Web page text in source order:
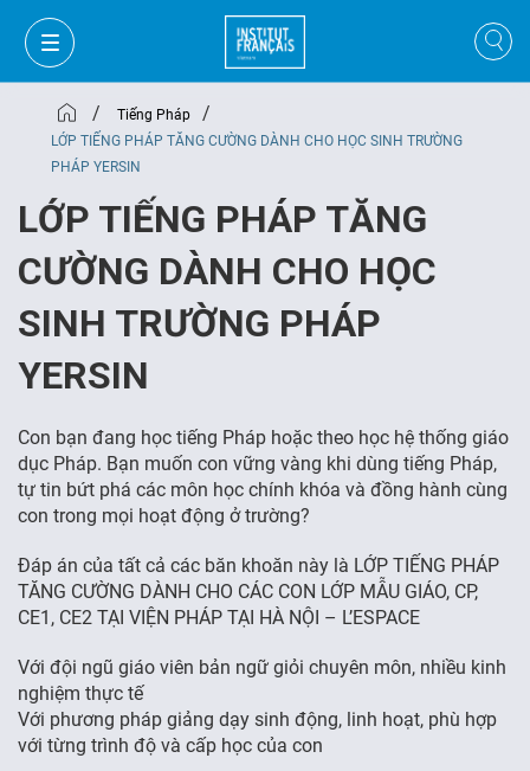
GIỎ HÀNG ĐĂNG NHẬP
FR
/ Tiếng Pháp /
LỚP TIẾNG PHÁP TĂNG CƯỜNG DÀNH CHO HỌC SINH TRƯỜNG
PHÁP YERSIN
LỚP TIẾNG PHÁP TĂNG
CƯỜNG DÀNH CHO HỌC
SINH TRƯỜNG PHÁP
YERSIN
Con bạn đang học tiếng Pháp hoặc theo học hệ thống giáo
dục Pháp. Bạn muốn con vững vàng khi dùng tiếng Pháp,
tự tin bứt phá các môn học chính khóa và đồng hành cùng
con trong mọi hoạt động ở trường?
Đáp án của tất cả các băn khoăn này là LỚP TIẾNG PHÁP
TĂNG CƯỜNG DÀNH CHO CÁC CON LỚP MẪU GIÁO, CP,
CE1, CE2 TẠI VIỆN PHÁP TẠI HÀ NỘI – L’ESPACE
Với đội ngũ giáo viên bản ngữ giỏi chuyên môn, nhiều kinh
nghiệm thực tế
Với phương pháp giảng dạy sinh động, linh hoạt, phù hợp
với từng trình độ và cấp học của con